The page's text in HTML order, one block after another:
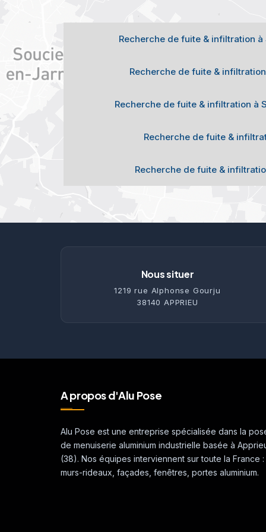
Recherche de fuite & infiltration
Recherche de fuite &
Recherche de fuite & infiltration à
Recherche de fuite &
Recherche de fuite &
Nous situer
1219 rue Alphonse Gourju
38140 APPRIEU
A propos d'Alu Pose
Alu Pose est une entreprise spécialisée dans la
de menuiserie aluminium industrielle basée à
(38). Nos équipes interviennent sur toute la France :
murs-rideaux, façades, fenêtres, portes aluminium.